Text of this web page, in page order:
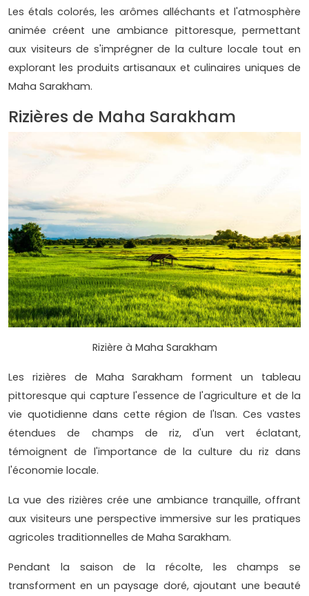
Les étals colorés, les arômes alléchants et l'atmosphère
animée créent une ambiance pittoresque, permettant
aux visiteurs de s'imprégner de la culture locale tout en
explorant les produits artisanaux et culinaires uniques de
Maha Sarakham.
Rizières de Maha Sarakham
Rizière à Maha Sarakham
Les rizières de Maha Sarakham forment un tableau
pittoresque qui capture l'essence de l'agriculture et de la
vie quotidienne dans cette région de l'Isan. Ces vastes
étendues de champs de riz, d'un vert éclatant,
témoignent de l'importance de la culture du riz dans
l'économie locale.
La vue des rizières crée une ambiance tranquille, offrant
aux visiteurs une perspective immersive sur les pratiques
agricoles traditionnelles de Maha Sarakham.
Pendant la saison de la récolte, les champs se
transforment en un paysage doré, ajoutant une beauté